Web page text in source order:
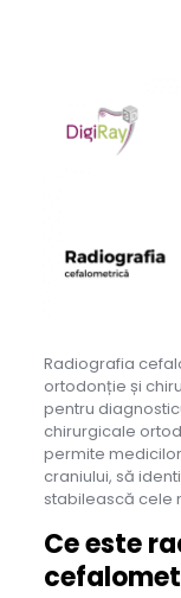
Radiografia
ortodonție și
pentru
chirurgicale
permite
craniului, să
stabilească cele
Ce este